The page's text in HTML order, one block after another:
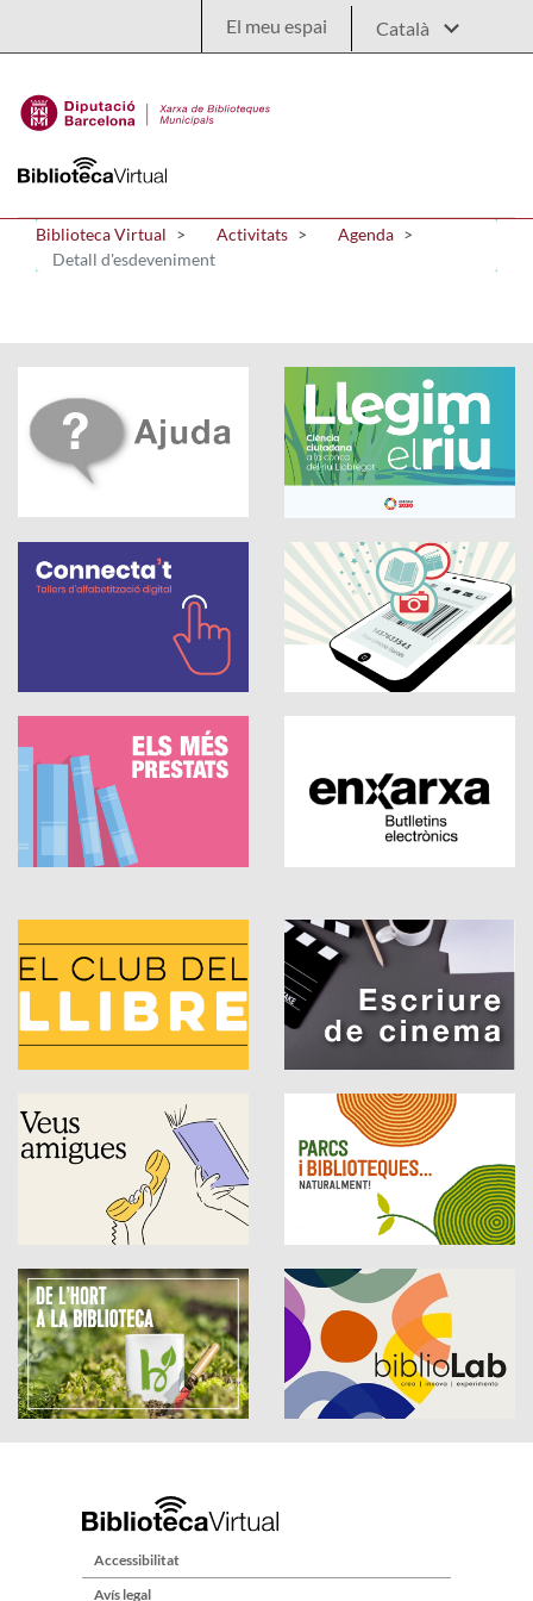
El meu espai
Biblioteca Virtual Activitats
Agenda
Detall d'esdeveniment
Accessibilitat
Avís legal